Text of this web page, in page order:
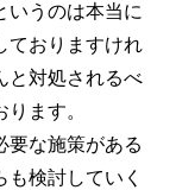
いうのは本当に
ておりますけれ
と対処されるべ
ます。
な施策がある
検討していく